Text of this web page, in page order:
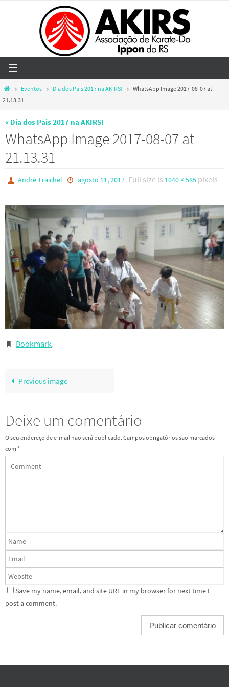
HomeEventos Dia dos Pais 2017 na AKIRS!
WhatsApp Image 2017-08-07 at
21.13.31
« Dia dos Pais 2017 na AKIRS!
WhatsApp Image 2017-08-07 at
21.13.31
André Traichel agosto 11, 2017 Full size is 1040 × 585pixels
Bookmark.
Previous image
Deixe um comentário
O seu endereço de e-mail não será publicado. Campos obrigatórios são marcados
com *
Save my name, email, and site URL in my browser for next time I
post a comment.